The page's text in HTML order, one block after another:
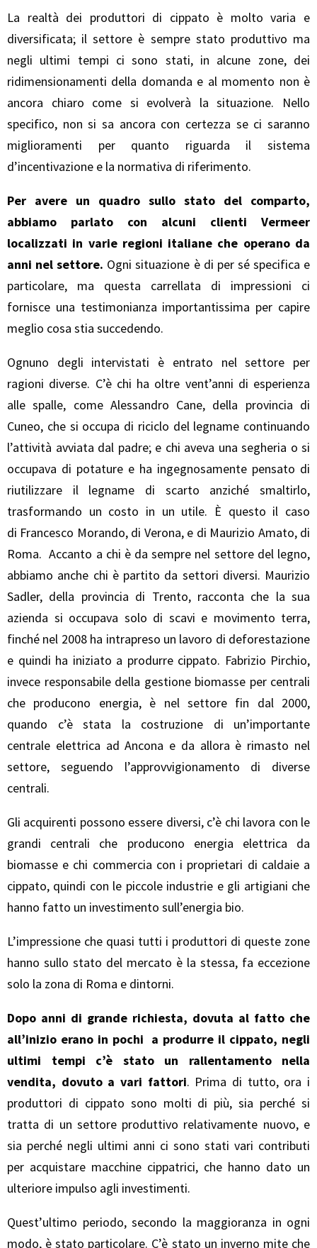
La realtà dei produttori di cippato è molto varia e
diversificata; il settore è sempre stato produttivo ma
negli ultimi tempi ci sono stati, in alcune zone, dei
ridimensionamenti della domanda e al momento non è
ancora chiaro come si evolverà la situazione. Nello
specifico, non si sa ancora con certezza se ci saranno
miglioramenti per quanto riguarda il sistema
d’incentivazione e la normativa di riferimento.
Per avere un quadro sullo stato del comparto,
abbiamo parlato con alcuni clienti Vermeer
localizzati in varie regioni italiane che operano da
anni nel settore. Ogni situazione è di per sé specifica e
particolare, ma questa carrellata di impressioni ci
fornisce una testimonianza importantissima per capire
meglio cosa stia succedendo.
Ognuno degli intervistati è entrato nel settore per
ragioni diverse. C’è chi ha oltre vent’anni di esperienza
alle spalle, come Alessandro Cane, della provincia di
Cuneo, che si occupa di riciclo del legname continuando
l’attività avviata dal padre; e chi aveva una segheria o si
occupava di potature e ha ingegnosamente pensato di
riutilizzare il legname di scarto anziché smaltirlo,
trasformando un costo in un utile. È questo il caso
di Francesco Morando, di Verona, e di Maurizio Amato, di
Roma. Accanto a chi è da sempre nel settore del legno,
abbiamo anche chi è partito da settori diversi. Maurizio
Sadler, della provincia di Trento, racconta che la sua
azienda si occupava solo di scavi e movimento terra,
finché nel 2008 ha intrapreso un lavoro di deforestazione
e quindi ha iniziato a produrre cippato. Fabrizio Pirchio,
invece responsabile della gestione biomasse per centrali
che producono energia, è nel settore fin dal 2000,
quando c’è stata la costruzione di un’importante
centrale elettrica ad Ancona e da allora è rimasto nel
settore, seguendo l’approvvigionamento di diverse
centrali.
Gli acquirenti possono essere diversi, c’è chi lavora con le
grandi centrali che producono energia elettrica da
biomasse e chi commercia con i proprietari di caldaie a
cippato, quindi con le piccole industrie e gli artigiani che
hanno fatto un investimento sull’energia bio.
L’impressione che quasi tutti i produttori di queste zone
hanno sullo stato del mercato è la stessa, fa eccezione
solo la zona di Roma e dintorni.
Dopo anni di grande richiesta, dovuta al fatto che
all’inizio erano in pochi a produrre il cippato, negli
ultimi tempi c’è stato un rallentamento nella
vendita, dovuto a vari fattori. Prima di tutto, ora i
produttori di cippato sono molti di più, sia perché si
tratta di un settore produttivo relativamente nuovo, e
sia perché negli ultimi anni ci sono stati vari contributi
per acquistare macchine cippatrici, che hanno dato un
ulteriore impulso agli investimenti.
Quest’ultimo periodo, secondo la maggioranza in ogni
modo, è stato particolare. C’è stato un inverno mite che